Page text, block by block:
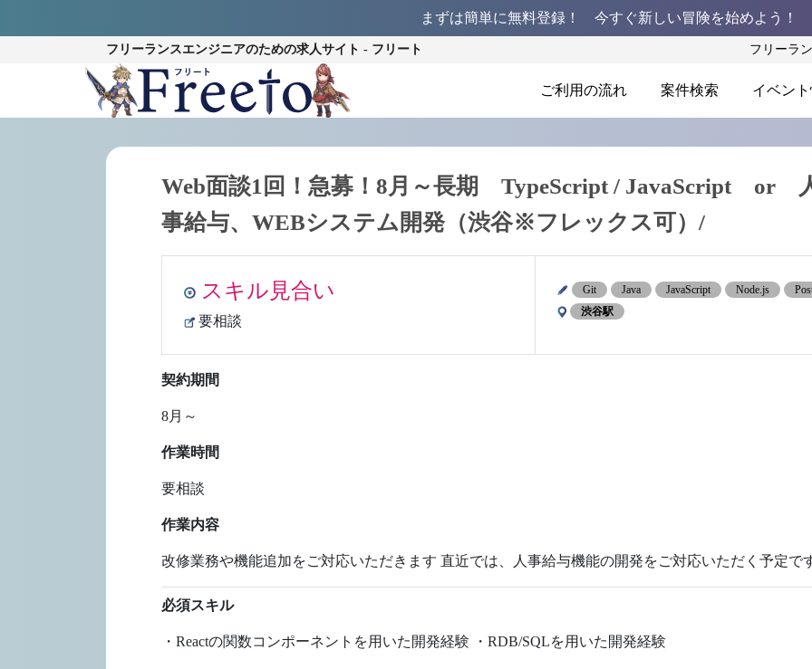
まずは簡単に無料登録！ 今すぐ新しい冒険を始めよう！
フリーランスエンジニアのための求人サイト - フリート フリーラ
ご利用の流れ 案件検索 イベン
Web面談1回！急募！8月～長期 TypeScript / JavaScript or
事給与、WEBシステム開発（渋谷※フレックス可）/
スキル見合い
要相談
Git Java JavaScript Node.js
渋谷駅
契約期間
8月～
作業時間
要相談
作業内容
改修業務や機能追加をご対応いただきます 直近では、人事給与機能の開発をご対応いただく予定で
必須スキル
・Reactの関数コンポーネントを用いた開発経験 ・RDB/SQLを用いた開発経験